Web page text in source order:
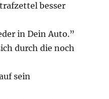
besser
in Dein Auto.”
durch die noch
sein